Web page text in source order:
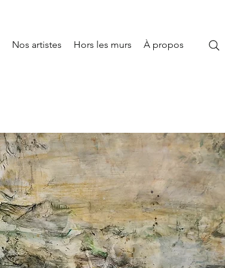
Nos artistes Hors les murs À propos